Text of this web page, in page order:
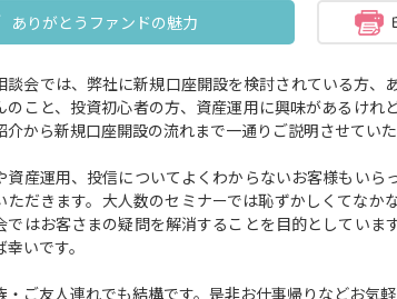
ありがとうファンドの魅力
談会では、弊社に新規口座開設を検討されている方
のこと、投資初心者の方、資産運用に興味があるけれ
介から新規口座開設の流れまで一通りご説明させていた
資産運用、投信についてよくわからないお客様もい
ただきます。大人数のセミナーでは恥ずかしくてな
ではお客さまの疑問を解消することを目的としてい
幸いです。
・ご友人連れでも結構です。 是非お仕事帰りなどお気